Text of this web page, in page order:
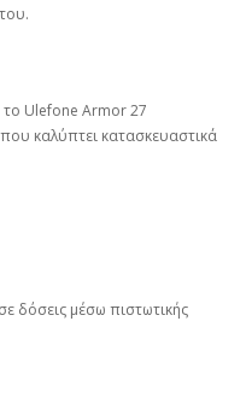
Ulefone Armor 27
καλύπτει κατασκευαστικά
δόσεις μέσω πιστωτικής